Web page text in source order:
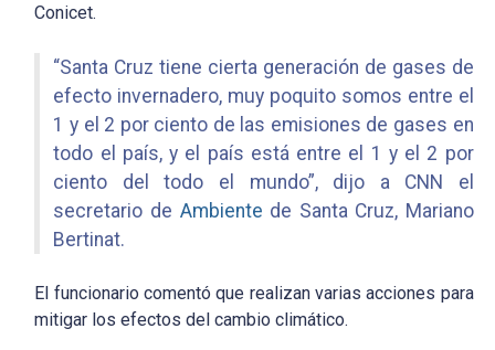
Conicet.
“Santa Cruz tiene cierta generación de gases de
efecto invernadero, muy poquito somos entre el
1 y el 2 por ciento de las emisiones de gases en
todo el país, y el país está entre el 1 y el 2 por
ciento del todo el mundo”, dijo a CNN el
secretario de Ambiente de Santa Cruz, Mariano
Bertinat.
El funcionario comentó que realizan varias acciones para
mitigar los efectos del cambio climático.